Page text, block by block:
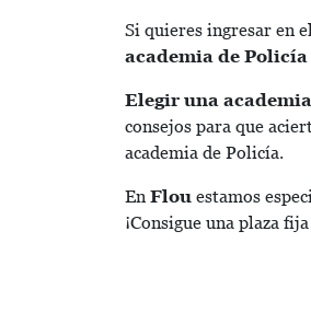
Si quieres ingresar en
academia de
Elegir una
consejos para que
academia de Policía.
En Flou estamos
¡Consigue una plaza